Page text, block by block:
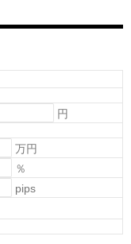
円
万円
％
pips